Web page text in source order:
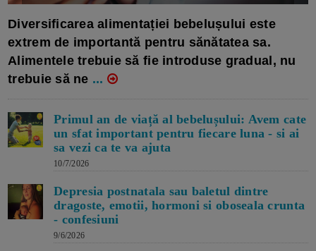
Diversificarea alimentației bebelușului este
extrem de importantă pentru sănătatea sa.
Alimentele trebuie să fie introduse gradual, nu
trebuie să ne ...
Primul an de viață al bebelușului: Avem cate
un sfat important pentru fiecare luna - si ai
sa vezi ca te va ajuta
10/7/2026
Depresia postnatala sau baletul dintre
dragoste, emotii, hormoni si oboseala crunta
- confesiuni
9/6/2026